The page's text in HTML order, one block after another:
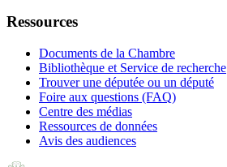
Ressources
Documents de la Chambre
Bibliothèque et Service de recherche
Trouver une députée ou un député
Foire aux questions (FAQ)
Centre des médias
Ressources de données
Avis des audiences